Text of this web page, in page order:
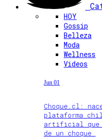
HOY
Gossip
Belleza
Moda
Wellness
Videos
Jun 01
Choque.cl:
plataforma
artificial que
de un choque